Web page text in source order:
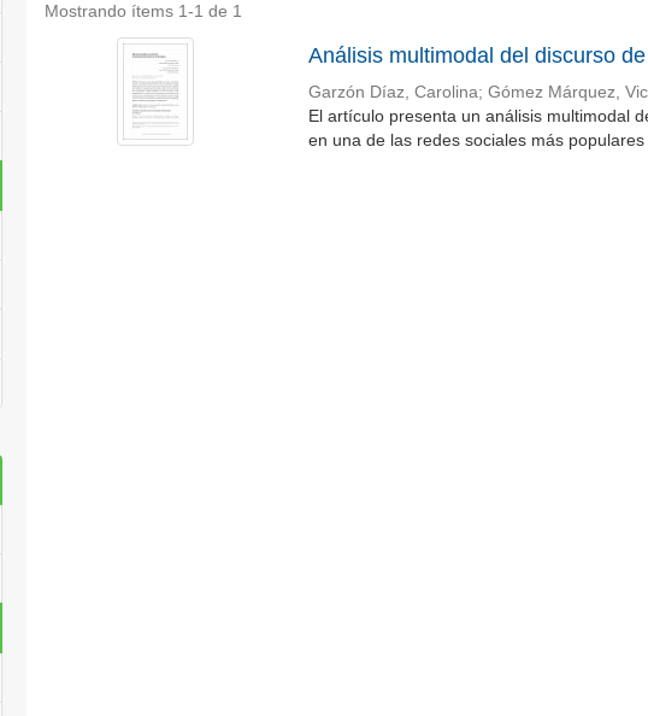
Mostrando ítems 1-1 de 1
Análisis multimodal del discurso
Garzón Díaz, Carolina; Gómez Márquez,
El artículo presenta un análisis multimodal
en una de las redes sociales más